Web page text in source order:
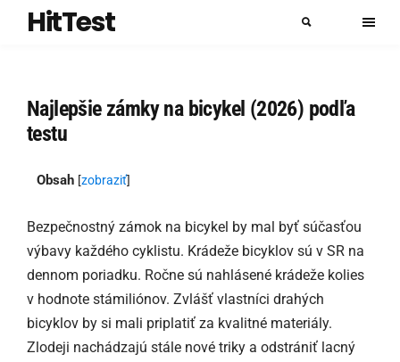
HitTest
Najlepšie zámky na bicykel (2026) podľa
testu
Obsah [zobraziť]
Bezpečnostný zámok na bicykel by mal byť súčasťou
výbavy každého cyklistu. Krádeže bicyklov sú v SR na
dennom poriadku. Ročne sú nahlásené krádeže kolies
v hodnote stámiliónov. Zvlášť vlastníci drahých
bicyklov by si mali priplatiť za kvalitné materiály.
Zlodeji nachádzajú stále nové triky a odstrániť lacný